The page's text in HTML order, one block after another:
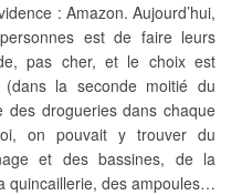
: Amazon. Aujourd’hui,
est de faire leurs
pas cher, et le choix est
(dans la seconde moitié du
des drogueries dans chaque
on pouvait y trouver du
et des bassines, de la
quincaillerie, des ampoules…